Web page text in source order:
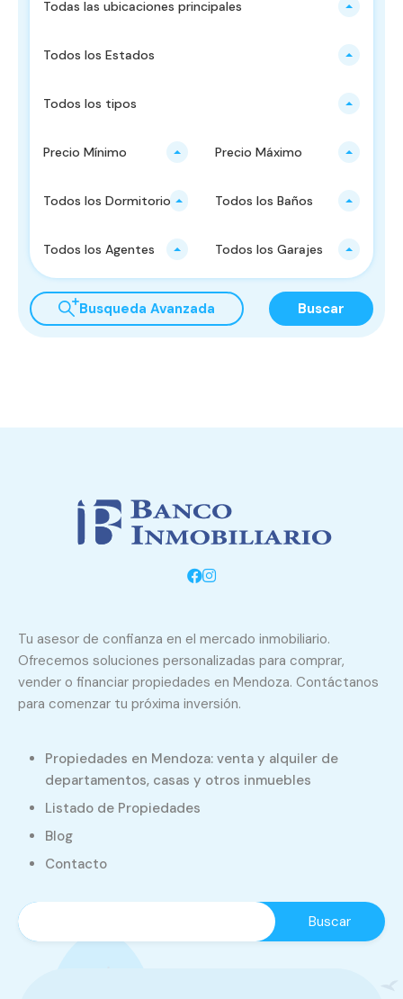
Todas las ubicaciones principales
Todos los Estados
Todos los tipos
Precio Mínimo Precio Máximo
Todos los Dormitorios Todos los Baños
Todos los Agentes Todos los Garajes
Busqueda Avanzada Buscar
Tu asesor de confianza en el mercado inmobiliario.
Ofrecemos soluciones personalizadas para comprar,
vender o financiar propiedades en Mendoza. Contáctanos
para comenzar tu próxima inversión.
Propiedades en Mendoza: venta y alquiler de
departamentos, casas y otros inmuebles
Listado de Propiedades
Blog
Contacto